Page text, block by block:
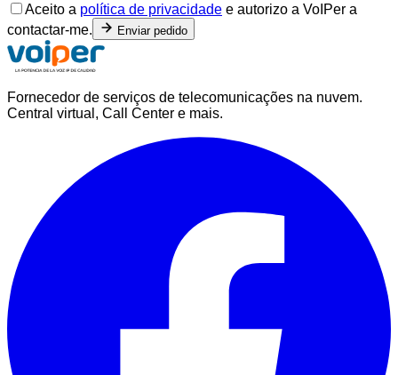
Aceito a política de privacidade e autorizo a VoIPer a
contactar-me.
Enviar pedido
Fornecedor de serviços de telecomunicações na nuvem.
Central virtual, Call Center e mais.